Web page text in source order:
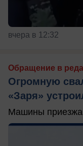
вчера в 12:32
Обращение в
Огромную
«Заря»
Машины